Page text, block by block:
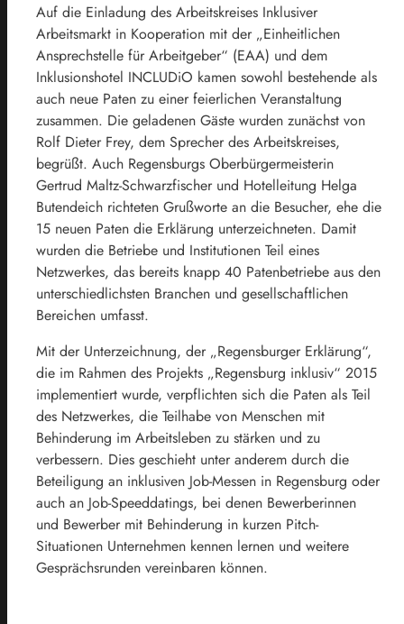
Auf die Einladung des Arbeitskreises Inklusiver
Arbeitsmarkt in Kooperation mit der „Einheitlichen
Ansprechstelle für Arbeitgeber“ (EAA) und dem
Inklusionshotel INCLUDiO kamen sowohl bestehende als
auch neue Paten zu einer feierlichen Veranstaltung
zusammen. Die geladenen Gäste wurden zunächst von
Rolf Dieter Frey, dem Sprecher des Arbeitskreises,
begrüßt. Auch Regensburgs Oberbürgermeisterin
Gertrud Maltz-Schwarzfischer und Hotelleitung Helga
Butendeich richteten Grußworte an die Besucher, ehe die
15 neuen Paten die Erklärung unterzeichneten. Damit
wurden die Betriebe und Institutionen Teil eines
Netzwerkes, das bereits knapp 40 Patenbetriebe aus den
unterschiedlichsten Branchen und gesellschaftlichen
Bereichen umfasst.
Mit der Unterzeichnung, der „Regensburger Erklärung“,
die im Rahmen des Projekts „Regensburg inklusiv“ 2015
implementiert wurde, verpflichten sich die Paten als Teil
des Netzwerkes, die Teilhabe von Menschen mit
Behinderung im Arbeitsleben zu stärken und zu
verbessern. Dies geschieht unter anderem durch die
Beteiligung an inklusiven Job-Messen in Regensburg oder
auch an Job-Speeddatings, bei denen Bewerberinnen
und Bewerber mit Behinderung in kurzen Pitch-
Situationen Unternehmen kennen lernen und weitere
Gesprächsrunden vereinbaren können.